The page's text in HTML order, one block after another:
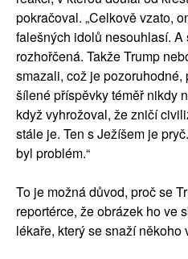
pokračoval. „Celkově vzato,
falešných idolů nesouhlasí.
rozhořčená. Takže Trump
smazali, což je
šílené příspěvky téměř nikdy
když vyhrožoval, že zničí
stále je. Ten s Ježíšem je
byl problém.“
To je možná důvod, proč se
reportérce, že obrázek ho ve
lékaře, který se snaží někoho